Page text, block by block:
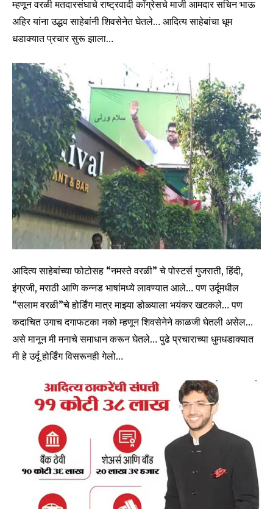
म्हणून वरळी मतदारसंघाचे राष्ट्रवादी काँग्रेसचे माजी आमदार सचिन भाऊ
अहिर यांना उद्धव साहेबांनी शिवसेनेत घेतले… आदित्य साहेबांचा धूम
धडाक्यात प्रचार सुरू झाला…
आदित्य साहेबांच्या फोटोसह “नमस्ते वरळी” चे पोस्टर्स गुजराती, हिंदी,
इंग्रजी, मराठी आणि कन्नड भाषांमध्ये लावण्यात आले… पण उर्दूमधील
“सलाम वरळी”चे होर्डिंग मात्र माझ्या डोळ्याला भयंकर खटकले… पण
कदाचित उगाच दगाफटका नको म्हणून शिवसेनेने काळजी घेतली असेल…
असे मानून मी मनाचे समाधान करून घेतले… पुढे प्रचाराच्या धुमधडाक्यात
मी हे उर्दू होर्डिंग विसरूनही गेलो…